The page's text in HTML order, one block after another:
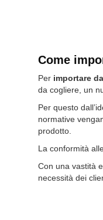
Come
Per importare
da cogliere, un
Per questo
normative
prodotto.
La conformità
Con una vastità
necessità dei